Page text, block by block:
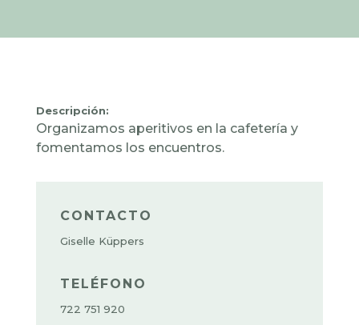
Descripción:
Organizamos aperitivos en la cafetería y
fomentamos los encuentros.
CONTACTO
Giselle Küppers
TELÉFONO
722 751 920